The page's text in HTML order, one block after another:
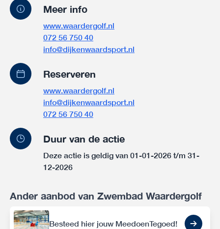
Meer info
www.waardergolf.nl
072 56 750 40
info@dijkenwaardsport.nl
Reserveren
www.waardergolf.nl
info@dijkenwaardsport.nl
072 56 750 40
Duur van de actie
Deze actie is geldig van 01-01-2026 t/m 31-
12-2026
Ander aanbod van Zwembad Waardergolf
Besteed hier jouw MeedoenTegoed!